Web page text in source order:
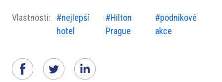
Vlastnosti:
#nejlepší
hotel
#Hilton
Prague
#podnikové
akce